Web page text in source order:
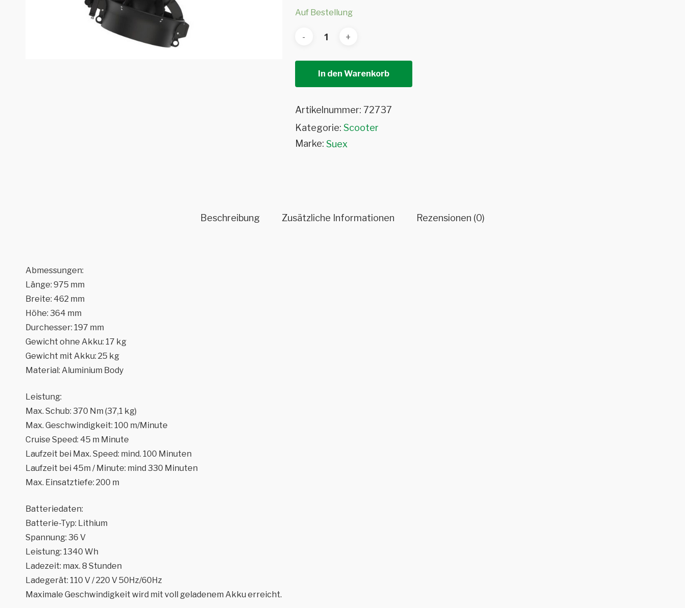
Auf Bestellung
In den Warenkorb
Artikelnummer: 72737
Kategorie: Scooter
Marke: Suex
Beschreibung Zusätzliche Informationen Rezensionen (0)
Abmessungen:
Länge: 975 mm
Breite: 462 mm
Höhe: 364 mm
Durchesser: 197 mm
Gewicht ohne Akku: 17 kg
Gewicht mit Akku: 25 kg
Material: Aluminium Body
Leistung:
Max. Schub: 370 Nm (37,1 kg)
Max. Geschwindigkeit: 100 m/Minute
Cruise Speed: 45 m Minute
Laufzeit bei Max. Speed: mind. 100 Minuten
Laufzeit bei 45m / Minute: mind 330 Minuten
Max. Einsatztiefe: 200 m
Batteriedaten:
Batterie-Typ: Lithium
Spannung: 36 V
Leistung: 1340 Wh
Ladezeit: max. 8 Stunden
Ladegerät: 110 V / 220 V 50Hz/60Hz
Maximale Geschwindigkeit wird mit voll geladenem Akku erreicht.